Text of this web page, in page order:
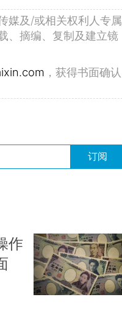
媒及/或相关权利人专属
、摘编、复制及建立镜
，获得书面确认
订阅
作